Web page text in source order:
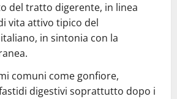
del tratto digerente, in linea
vita attivo tipico del
in sintonia con la
comuni come gonfiore,
digestivi soprattutto dopo i